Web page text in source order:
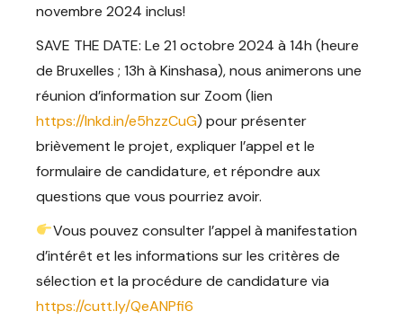
novembre 2024 inclus!
SAVE THE DATE: Le 21 octobre 2024 à 14h (heure
de Bruxelles ; 13h à Kinshasa), nous animerons une
réunion d’information sur Zoom (lien
https://lnkd.in/e5hzzCuG) pour présenter
brièvement le projet, expliquer l’appel et le
formulaire de candidature, et répondre aux
questions que vous pourriez avoir.
Vous pouvez consulter l’appel à manifestation
d’intérêt et les informations sur les critères de
sélection et la procédure de candidature via
https://cutt.ly/QeANPfi6